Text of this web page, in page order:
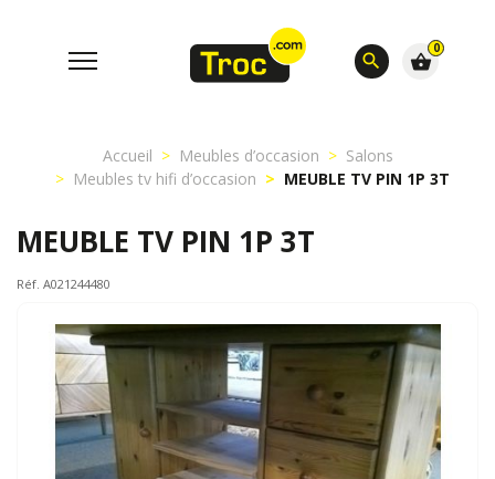
search
0
shopping_basket
Accueil Meubles d’occasion
Salons
Meubles tv hifi d’occasion
MEUBLE TV PIN 1P 3T
MEUBLE TV PIN 1P 3T
Réf. A021244480